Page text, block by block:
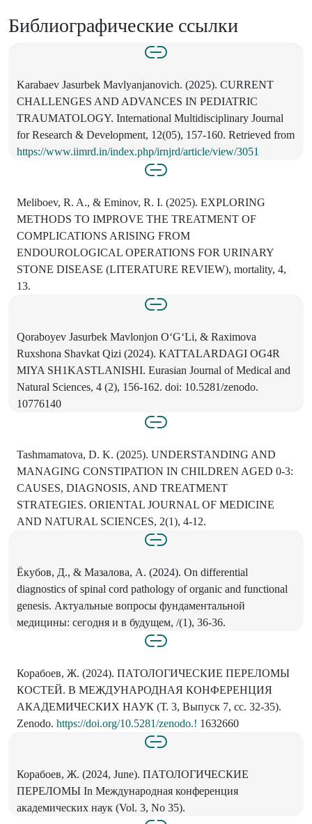
Библиографические ссылки
Karabaev Jasurbek Mavlyanjanovich. (2025). CURRENT
CHALLENGES AND ADVANCES IN PEDIATRIC
TRAUMATOLOGY. International Multidisciplinary Journal
for Research & Development, 12(05), 157-160. Retrieved from
https://www.iimrd.in/index.php/irnjrd/article/view/3051
Meliboev, R. A., & Eminov, R. I. (2025). EXPLORING
METHODS TO IMPROVE THE TREATMENT OF
COMPLICATIONS ARISING FROM
ENDOUROLOGICAL OPERATIONS FOR URINARY
STONE DISEASE (LITERATURE REVIEW), mortality, 4,
13.
Qoraboyev Jasurbek Mavlonjon O‘G‘Li, & Raximova
Ruxshona Shavkat Qizi (2024). KATTALARDAGI OG4R
MIYA SH1KASTLANISHI. Eurasian Journal of Medical and
Natural Sciences, 4 (2), 156-162. doi: 10.5281/zenodo.
10776140
Tashmamatova, D. K. (2025). UNDERSTANDING AND
MANAGING CONSTIPATION IN CHILDREN AGED 0-3:
CAUSES, DIAGNOSIS, AND TREATMENT
STRATEGIES. ORIENTAL JOURNAL OF MEDICINE
AND NATURAL SCIENCES, 2(1), 4-12.
Ёкубов, Д., & Мазалова, A. (2024). On differential
diagnostics of spinal cord pathology of organic and functional
genesis. Актуальные вопросы фундаментальной
медицины: сегодня и в будущем, /(1), 36-36.
Корабоев, Ж. (2024). ПАТОЛОГИЧЕСКИЕ ПЕРЕЛОМЫ
КОСТЕЙ. В МЕЖДУНАРОДНАЯ КОНФЕРЕНЦИЯ
АКАДЕМИЧЕСКИХ НАУК (Т. 3, Выпуск 7, сс. 32-35).
Zenodo. https://doi.org/10.5281/zenodo.! 1632660
Корабоев, Ж. (2024, June). ПАТОЛОГИЧЕСКИЕ
ПЕРЕЛОМЫ In Международная конференция
академических наук (Vol. 3, No 35).